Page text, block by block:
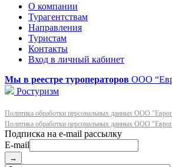
О компании
Турагентствам
Направления
Туристам
Контакты
Вход в личный кабинет
Мы в реестре туроператоров ООО
Ростуризм
Политика обработки персональных данных ООО
Политика обработки персональных данных ООО
E-mail
→